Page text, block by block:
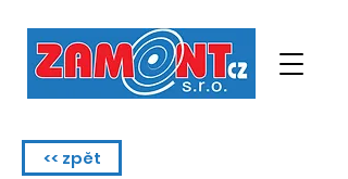
<< zpět